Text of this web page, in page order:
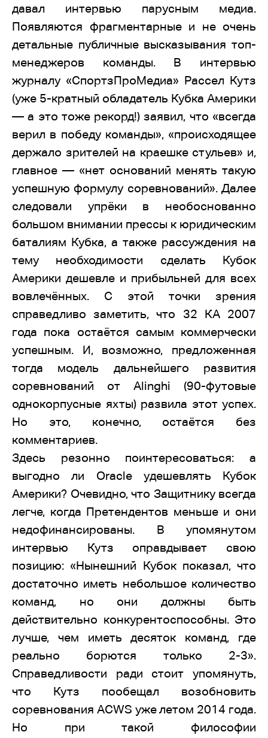
давал интервью парусным медиа.
Появляются фрагментарные и не очень
детальные публичные высказывания топ-
менеджеров команды. В интервью
журналу «СпортзПроМедиа» Рассел Кутз
(уже 5-кратный обладатель Кубка Америки
— а это тоже рекорд!) заявил, что «всегда
верил в победу команды», «происходящее
держало зрителей на краешке стульев» и,
главное — «нет оснований менять такую
успешную формулу соревнований». Далее
следовали упрёки в необоснованно
большом внимании прессы к юридическим
баталиям Кубка, а также рассуждения на
тему необходимости сделать Кубок
Америки дешевле и прибыльней для всех
вовлечённых. С этой точки зрения
справедливо заметить, что 32 КА 2007
года пока остаётся самым коммерчески
успешным. И, возможно, предложенная
тогда модель дальнейшего развития
соревнований от Alinghi (90-футовые
однокорпусные яхты) развила этот успех.
Но это, конечно, остаётся без
комментариев.
Здесь резонно поинтересоваться: а
выгодно ли Oracle удешевлять Кубок
Америки? Очевидно, что Защитнику всегда
легче, когда Претендентов меньше и они
недофинансированы. В упомянутом
интервью Кутз оправдывает свою
позицию: «Нынешний Кубок показал, что
достаточно иметь небольшое количество
команд, но они должны быть
действительно конкурентоспособны. Это
лучше, чем иметь десяток команд, где
реально борются только 2-3».
Справедливости ради стоит упомянуть,
что Кутз пообещал возобновить
соревнования ACWS уже летом 2014 года.
Но при такой философии